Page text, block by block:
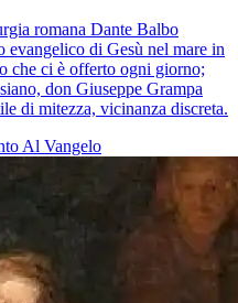
romana Dante Balbo
evangelico di Gesù nel mare in
che ci è offerto ogni giorno;
don Giuseppe Grampa
di mitezza, vicinanza discreta.
Al Vangelo